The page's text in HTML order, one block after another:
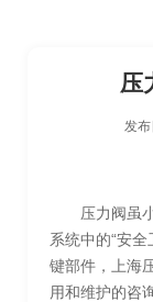
压
发布
压力阀虽
系统中的“安
键部件，上海
用和维护的咨